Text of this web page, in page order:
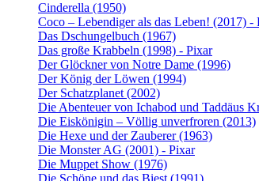
Cinderella (1950)
Coco – Lebendiger als das Leben! (2017) -
Das Dschungelbuch (1967)
Das große Krabbeln (1998) - Pixar
Der Glöckner von Notre Dame (1996)
Der König der Löwen (1994)
Der Schatzplanet (2002)
Die Abenteuer von Ichabod und Taddäus
Die Eiskönigin – Völlig unverfroren (2013)
Die Hexe und der Zauberer (1963)
Die Monster AG (2001) - Pixar
Die Muppet Show (1976)
Die Schöne und das Biest (1991)